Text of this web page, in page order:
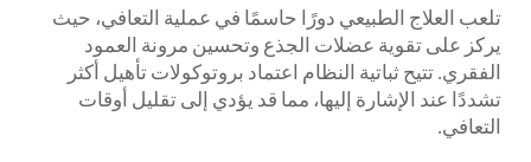
تلعب العلاج الطبيعي دورًا حاسمًا في عملية التعافي، حيث
يركز على تقوية عضلات الجذع وتحسين مرونة العمود
الفقري. تتيح ثباتية النظام اعتماد بروتوكولات تأهيل أكثر
تشددًا عند الإشارة إليها، مما قد يؤدي إلى تقليل أوقات
التعافي.